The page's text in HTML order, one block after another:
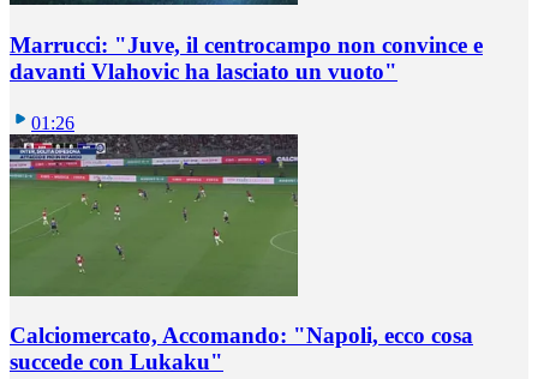
Marrucci: "Juve, il centrocampo non convince e
davanti Vlahovic ha lasciato un vuoto"
01:26
Calciomercato, Accomando: "Napoli, ecco cosa
succede con Lukaku"